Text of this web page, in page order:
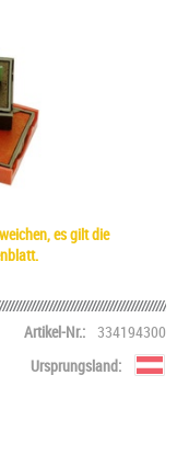
es gilt die
Artikel-Nr.:
334194300
Ursprungsland: